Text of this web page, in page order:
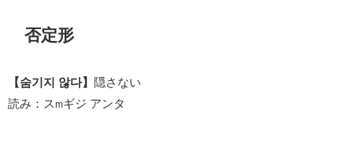
否定形
【숨기지 않다】
隠さない
読み：スmギジ アンタ